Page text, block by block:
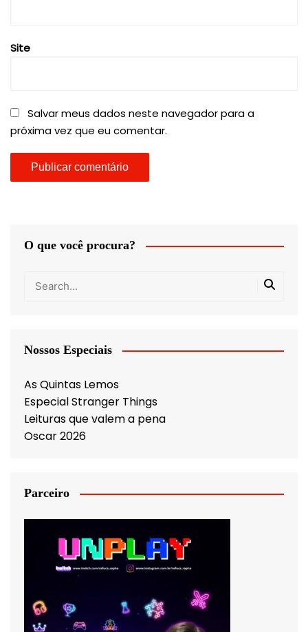
Site
Salvar meus dados neste navegador para a
próxima vez que eu comentar.
O que você procura?
Nossos Especiais
As Quintas Lemos
Especial Stranger Things
Leituras que valem a pena
Oscar 2026
Parceiro